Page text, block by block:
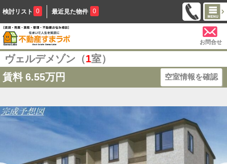
検討リスト 0 最近見た物件 0
お問合せ
ヴェルデメゾン（1室）
賃料 6.55万円 空室情報を確認